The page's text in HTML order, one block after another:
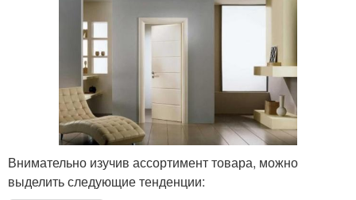
Внимательно изучив ассортимент товара, можно
выделить следующие тенденции: